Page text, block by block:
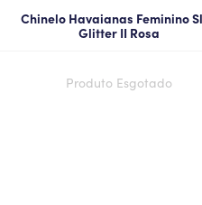
Chinelo Havaianas Feminino
Glitter II Rosa
Produto Esgotado